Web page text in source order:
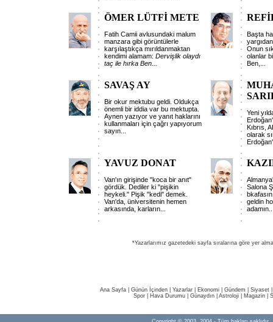
ÖMER LÜTFİ METE
Fatih Camii avlusundaki malum
manzara gibi görüntülerle
karşılaştıkça mırıldanmaktan
kendimi alamam: Dervişlik olaydı
taç ile hırka Ben
Başta
Onun
olanlar
Ben,
SAVAŞ AY
Bir okur mektubu geldi. Oldukça
önemli bir iddia var bu mektupta.
Aynen yazıyor ve yanıt haklarını
kullanmaları için çağrı yapıyorum
sayın
Yeni
Kıbrıs,
olarak
YAVUZ DONAT
Van'ın girişinde "koca bir anıt"
gördük. Dediler ki "pişikin
heykeli." Pişik "kedi" demek.
Van'da, üniversitenin hemen
arkasında, karların
Salona
geldin
adamın
*Yazarlarımız gazetedeki sayfa sıralarına göre yer
Ana Sayfa| Günün İçinden| Yazarlar| Ekonomi| Gündem Siyaset
Spor| Hava Durumu| Günaydın| Astroloji| Magazin|